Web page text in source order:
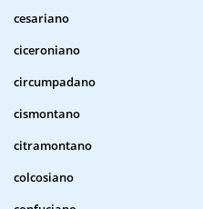
cesariano
ciceroniano
circumpadano
cismontano
citramontano
colcosiano